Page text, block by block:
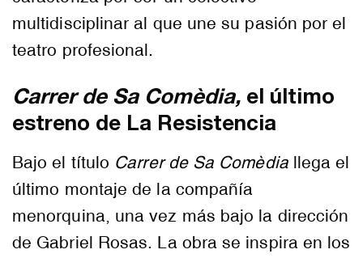
multidisciplinar al que une su pasión por el
teatro profesional.
Carrer de Sa Comèdia, el último
estreno de La Resistencia
Bajo el título Carrer de Sa Comèdiallega el
último montaje de la compañía
menorquina, una vez más bajo la dirección
de Gabriel Rosas. La obra se inspira en los